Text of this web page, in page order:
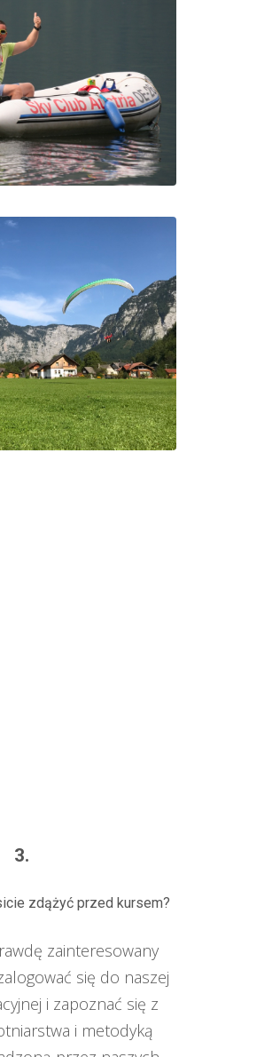
3.
zdążyć przed kursem?
zainteresowany
się do naszej
i zapoznać się z
i metodyką